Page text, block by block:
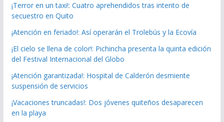
¡Terror en un taxi!: Cuatro aprehendidos tras intento de
secuestro en Quito
¡Atención en feriado!: Así operarán el Trolebús y la Ecovía
¡El cielo se llena de color!: Pichincha presenta la quinta edición
del Festival Internacional del Globo
¡Atención garantizada!: Hospital de Calderón desmiente
suspensión de servicios
¡Vacaciones truncadas!: Dos jóvenes quiteños desaparecen
en la playa